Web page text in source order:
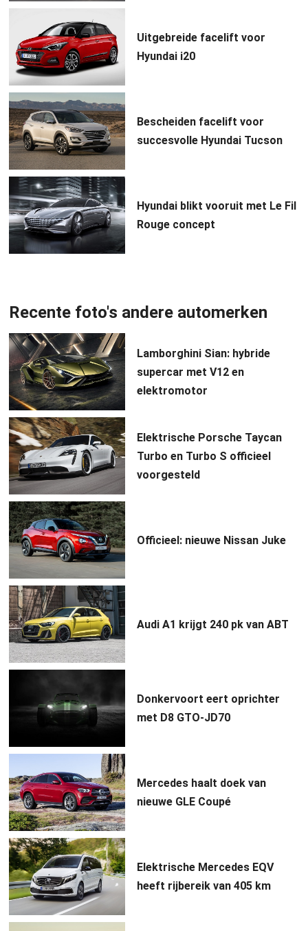
Uitgebreide facelift voor
Hyundai i20
Bescheiden facelift voor
succesvolle Hyundai Tucson
Hyundai blikt vooruit met Le Fil
Rouge concept
Recente foto's andere automerken
Lamborghini Sian: hybride
supercar met V12 en
elektromotor
Elektrische Porsche Taycan
Turbo en Turbo S officieel
voorgesteld
Officieel: nieuwe Nissan Juke
Audi A1 krijgt 240 pk van ABT
Donkervoort eert oprichter
met D8 GTO-JD70
Mercedes haalt doek van
nieuwe GLE Coupé
Elektrische Mercedes EQV
heeft rijbereik van 405 km